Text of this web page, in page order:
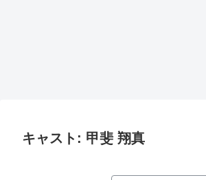
キャスト: 甲斐 翔真